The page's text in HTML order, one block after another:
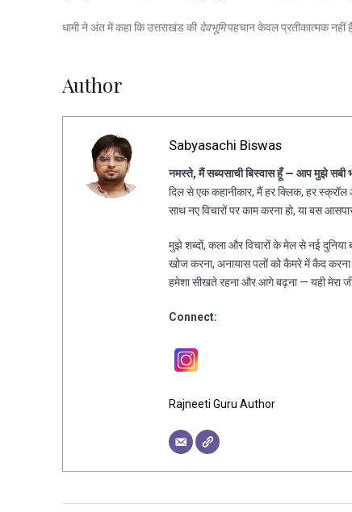
धामी ने अंत में कहा कि उत्तराखंड की देवभूमिपहचान केवल प्रतीकात्मक नहीं
Author
Sabyasachi Biswas
नमस्ते, मैं सब्यसाची बिस्वास हूँ — आप मुझे सबी
दिल से एक कहानीकार, मैं हर क्लिक, हर स्क्रॉल
साथ नए विचारों पर काम करना हो, या बस
मुझे शब्दों, कला और विचारों के मेल से नई दुनिया
खोज करना, अनायास पलों को कैमरे में कैद
हमेशा सीखते रहना और आगे बढ़ना — यही मेरा
Connect:
Rajneeti Guru Author